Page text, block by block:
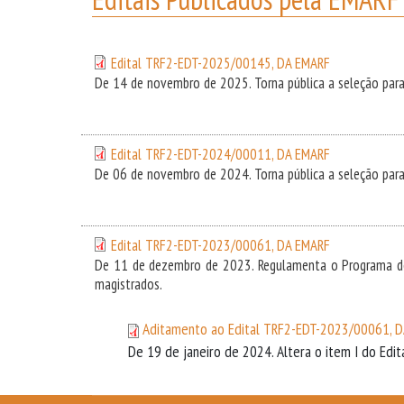
Edital TRF2-EDT-2025/00145, DA EMARF
De 14 de novembro de 2025. Torna pública a seleção
Edital TRF2-EDT-2024/00011, DA EMARF
De 06 de novembro de 2024. Torna pública a seleção
Edital TRF2-EDT-2023/00061, DA EMARF
De 11 de dezembro de 2023. Regulamenta o Programa
magistrados.
Aditamento ao Edital TRF2-EDT-2023/00061,
De 19 de janeiro de 2024. Altera o item I do